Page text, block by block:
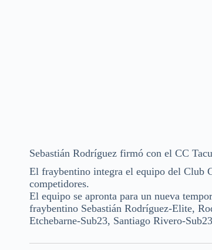
Sebastián Rodríguez firmó con el CC
El fraybentino integra el equipo del Club
competidores.
El equipo se apronta para un nueva
fraybentino Sebastián Rodríguez-Elite,
Etchebarne-Sub23, Santiago Rivero-